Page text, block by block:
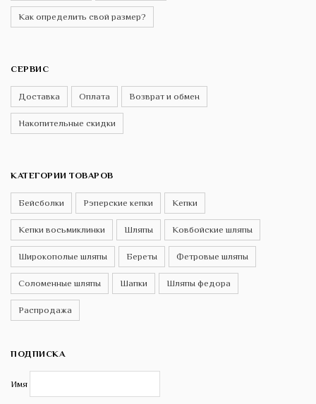
Как определить свой размер?
СЕРВИС
Доставка Оплата Возврат и обмен
Накопительные скидки
КАТЕГОРИИ ТОВАРОВ
Бейсболки Рэперские кепки Кепки
Кепки восьмиклинки Шляпы Ковбойские шляпы
Широкополые шляпы Береты Фетровые шляпы
Соломенные шляпы Шапки Шляпы федора
Распродажа
ПОДПИСКА
Имя